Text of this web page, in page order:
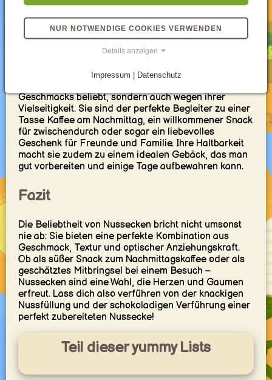
Warum Nussecken immer eine gute
Geschmacks beliebt, sondern auch wegen ihrer
Vielseitigkeit. Sie sind der perfekte Begleiter zu einer
Tasse Kaffee am Nachmittag, ein willkommener Snack
für zwischendurch oder sogar ein liebevolles
Geschenk für Freunde und Familie. Ihre Haltbarkeit
macht sie zudem zu einem idealen Gebäck, das man
gut vorbereiten und einige Tage aufbewahren kann.
Fazit
Die Beliebtheit von Nussecken bricht nicht umsonst
nie ab: Sie bieten eine perfekte Kombination aus
Geschmack, Textur und optischer Anziehungskraft.
Ob als süßer Snack zum Nachmittagskaffee oder als
geschätztes Mitbringsel bei einem Besuch –
Nussecken sind eine Wahl, die Herzen und Gaumen
erfreut. Lass dich also verführen von der knackigen
Nussfüllung und der schokoladigen Verführung einer
perfekt zubereiteten Nussecke!
Teil dieser yummy Lists
NUR NOTWENDIGE COOKIES VERWENDEN
Details anzeigen
Impressum | Datenschutz